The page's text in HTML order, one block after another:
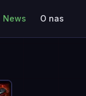
News O nas